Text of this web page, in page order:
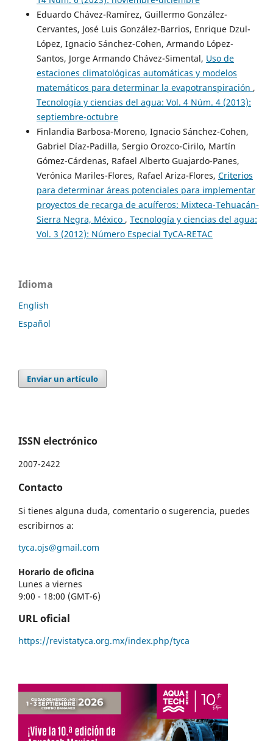
Eduardo Chávez-Ramírez, Guillermo González-
Cervantes, José Luis González-Barrios, Enrique Dzul-
López, Ignacio Sánchez-Cohen, Armando López-
Santos, Jorge Armando Chávez-Simental, Uso de
estaciones climatológicas automáticas y modelos
matemáticos para determinar la evapotranspiración ,
Tecnología y ciencias del agua: Vol. 4 Núm. 4 (2013):
septiembre-octubre
Finlandia Barbosa-Moreno, Ignacio Sánchez-Cohen,
Gabriel Díaz-Padilla, Sergio Orozco-Cirilo, Martín
Gómez-Cárdenas, Rafael Alberto Guajardo-Panes,
Verónica Mariles-Flores, Rafael Ariza-Flores, Criterios
para determinar áreas potenciales para implementar
proyectos de recarga de acuíferos: Mixteca-Tehuacán-
Sierra Negra, México , Tecnología y ciencias del agua:
Vol. 3 (2012): Número Especial TyCA-RETAC
Idioma
English
Español
Enviar un artículo
ISSN electrónico
2007-2422
Contacto
Si tienes alguna duda, comentario o sugerencia, puedes
escribirnos a:
tyca.ojs@gmail.com
Horario de oficina
Lunes a viernes
9:00 - 18:00 (GMT-6)
URL oficial
https://revistatyca.org.mx/index.php/tyca